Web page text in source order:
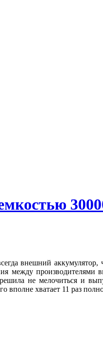
внешний аккумулятор,
между производителями
не мелочиться и
вполне хватает 11 раз